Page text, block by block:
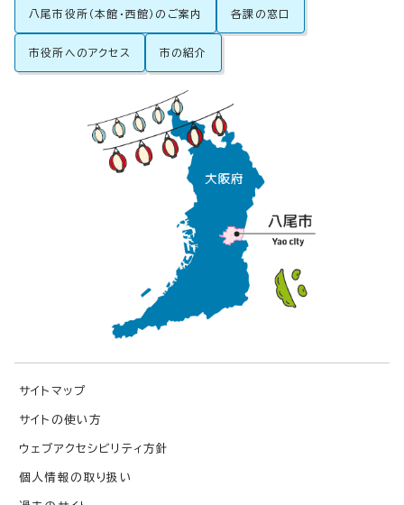
八尾市役所（本館・西館）のご案内 各課の窓口
市役所へのアクセス 市の紹介
サイトマップ
サイトの使い方
ウェブアクセシビリティ方針
個人情報の取り扱い